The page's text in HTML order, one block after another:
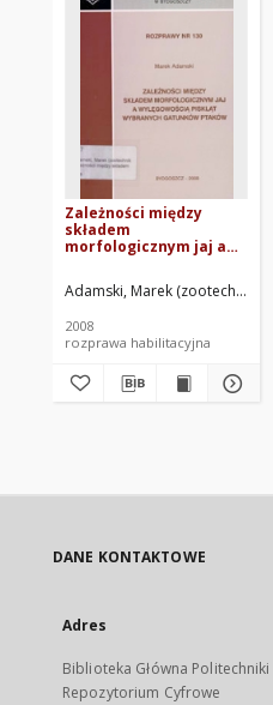
Zależności między
składem
morfologicznym jaj a
wybranych gatunków
ptaków
Adamski, Marek (zootechnika)
2008
rozprawa habilitacyjna
DANE KONTAKTOWE
Adres
Biblioteka Główna
Repozytorium Cyfrowe